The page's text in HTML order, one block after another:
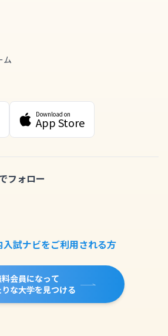
ム
Download on
App Store
フォロー
入試ナビをご利用される方
会員になって
な大学を見つける